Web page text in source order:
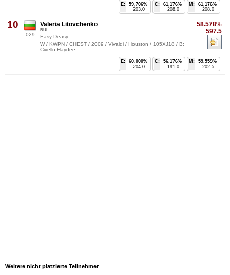
M:
61,176%
208.0
C:
61,176%
208.0
E:
59,706%
203.0
10
029
58.578%
597.5
Valeria Litovchenko
BUL
Easy Deasy
W / KWPN / CHEST / 2009 / Vivaldi / Houston / 105XJ18 / B:
Civello Haydee
M:
59,559%
202.5
C:
56,176%
191.0
E:
60,000%
204.0
Weitere nicht platzierte Teilnehmer